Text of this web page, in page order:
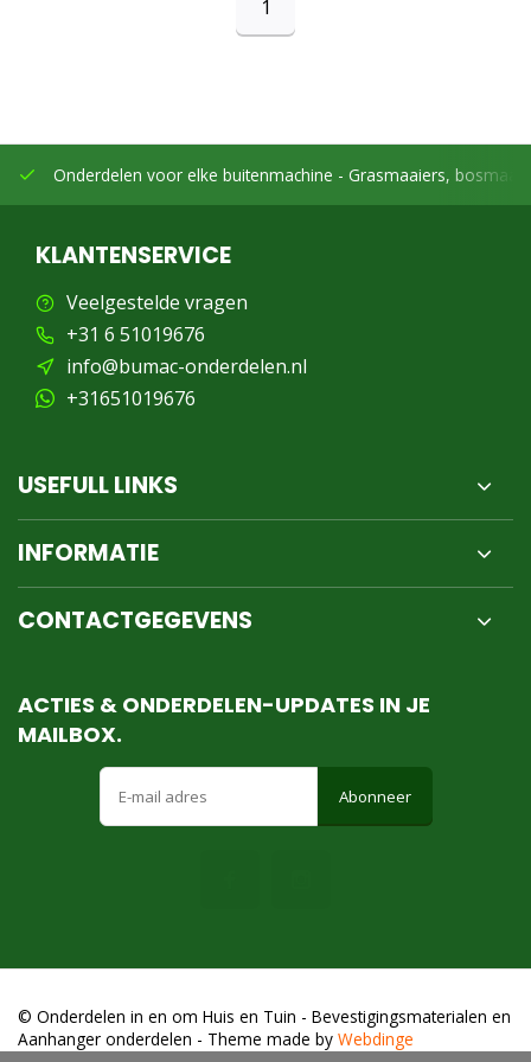
1
Onderdelen voor elke buitenmachine - Grasmaaiers,
KLANTENSERVICE
Veelgestelde vragen
+31 6 51019676
info@bumac-onderdelen.nl
+31651019676
USEFULL LINKS
INFORMATIE
CONTACTGEGEVENS
ACTIES & ONDERDELEN-UPDATES IN JE
MAILBOX.
Abonneer
© Onderdelen in en om Huis en Tuin - Bevestigingsmaterialen en
Aanhanger onderdelen - Theme made by Webdinge